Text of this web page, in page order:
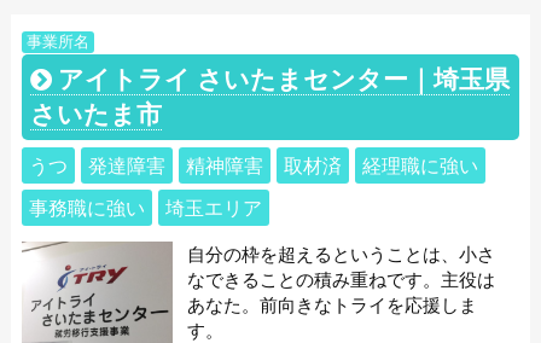
事業所名
アイトライ さいたまセンター｜埼玉県
さいたま市
うつ 発達障害 精神障害 取材済
経理職に強い
事務職に強い
埼玉エリア
自分の枠を超えるということは、小さ
なできることの積み重ねです。主役は
あなた。前向きなトライを応援しま
す。